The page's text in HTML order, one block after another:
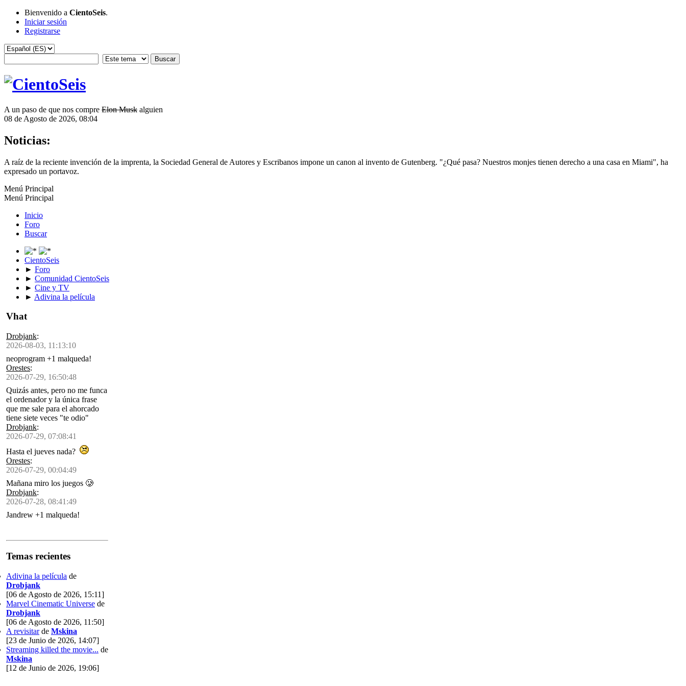
Bienvenido a CientoSeis.
Iniciar sesión
Registrarse
A un paso de que nos compre Elon Musk alguien
08 de Agosto de 2026, 08:04
Noticias:
A raíz de la reciente invención de la imprenta, la Sociedad General de Autores y Escribanos impone un canon al invento de Gutenberg. "¿Qué pasa? Nuestros monjes tienen derecho a una casa en Miami", ha
expresado un portavoz.
Menú Principal
Menú Principal
Inicio
Foro
Buscar
CientoSeis
► Foro
► Comunidad CientoSeis
► Cine y TV
► Adivina la película
Vhat
Drobjank:
2026-08-03, 11:13:10
neoprogram +1 malqueda!
Orestes:
2026-07-29, 16:50:48
Quizás antes, pero no me funca
el ordenador y la única frase
que me sale para el ahorcado
tiene siete veces "te odio"
Drobjank:
2026-07-29, 07:08:41
Hasta el jueves nada?
Orestes:
2026-07-29, 00:04:49
Mañana miro los juegos 🥲
Drobjank:
2026-07-28, 08:41:49
Jandrew +1 malqueda!
Temas recientes
Adivina la película de
Drobjank
[06 de Agosto de 2026, 15:11]
Marvel Cinematic Universe de
Drobjank
[06 de Agosto de 2026, 11:50]
A revisitarde Mskina
[23 de Junio de 2026, 14:07]
Streaming killed the movie... de
Mskina
[12 de Junio de 2026, 19:06]